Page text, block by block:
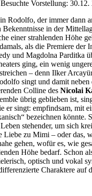
Vorstellung: 30.12.
Rodolfo, der immer dann
Bekenntnisse in der
einer strahlenden Höhe
als die Premiere der
und Magdolna Parditka
ging, ein wenig
– denn Ilker
singt und damit
Colline des Nicolai
übrig geblieben ist,
er singt: empfindsam, mit
bezeichnen könnte.
stehender, um sich
Liebe zu Mimi – oder das,
gehen, wofür es, wie
Höhe bedarf. Schon
optisch und vokal
Charaktere auf